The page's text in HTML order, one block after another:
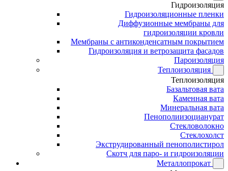
Гидроизоляция
Гидроизоляционные пленки
Диффузионные мембраны для
гидроизоляции кровли
Мембраны с антиконденсатным покрытием
Гидроизоляция и ветрозащита фасадов
Пароизоляция
Теплоизоляция
Теплоизоляция
Базальтовая вата
Каменная вата
Минеральная вата
Пенополиизоцианурат
Стекловолокно
Стеклохолст
Экструдированный пенополистирол
Скотч для паро- и гидроизоляции
Металлопрокат